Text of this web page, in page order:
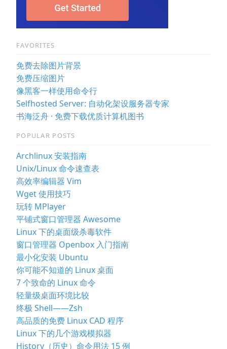
FAVORITES
免费去除图片背景
免费压缩图片
像黑客一样使用命令行
Selfhosted Server: 自动化架设服务器专家
书海泛舟 · 免费下载优质计算机图书
POPULAR POSTS
Archlinux 安装指南
Unix/Linux 命令速查表
高效率编辑器 Vim
Wget 使用技巧
玩转 MPlayer
平铺式窗口管理器 Awesome
Linux 下的桌面级杀毒软件
窗口管理器 Openbox 入门指南
最小化安装 Ubuntu
你可能不知道的 Linux 桌面
7 个致命的 Linux 命令
轻量级桌面环境比较
终极 Shell——Zsh
高品质的免费 Linux CAD 程序
Linux 下的几个游戏模拟器
History（历史）命令用法 15 例